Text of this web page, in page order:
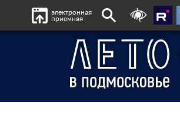
электронная
приемная